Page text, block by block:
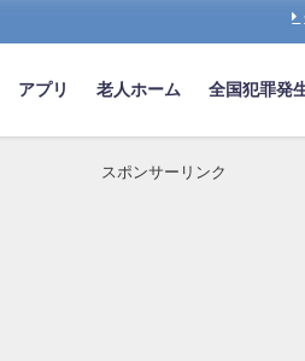
アプリ 老人ホーム 全国犯罪発
スポンサーリンク